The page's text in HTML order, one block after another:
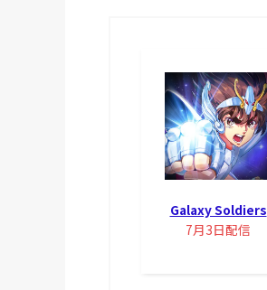
Galaxy Soldiers
7月3日配信